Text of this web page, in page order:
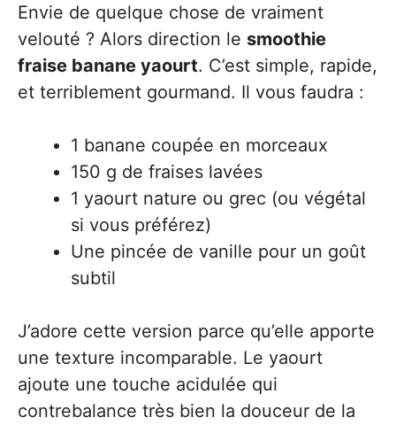
Envie de quelque chose de vraiment
velouté ? Alors direction le smoothie
fraise banane yaourt. C’est simple, rapide,
et terriblement gourmand. Il vous faudra :
1 banane coupée en morceaux
150 g de fraises lavées
1 yaourt nature ou grec (ou végétal
si vous préférez)
Une pincée de vanille pour un goût
subtil
J’adore cette version parce qu’elle apporte
une texture incomparable. Le yaourt
ajoute une touche acidulée qui
contrebalance très bien la douceur de la